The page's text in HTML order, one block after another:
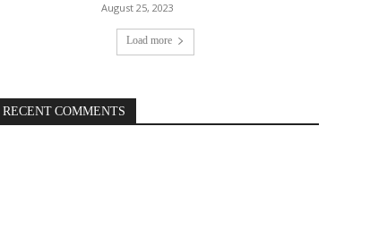
August 25, 2023
Load more
RECENT COMMENTS